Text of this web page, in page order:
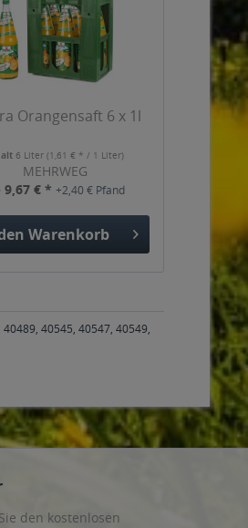
Orangensaft 6 x 1l
6 Liter(1,61 € * / 1 Liter)
MEHRWEG
9,67 € * +2,40 € Pfand
Warenkorb
40545, 40547, 40549,
den kostenlosen